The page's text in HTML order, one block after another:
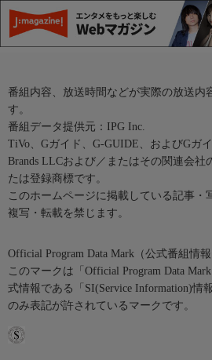
番組内容、放送時間などが実際の放送内
す。
番組データ提供元：IPG Inc.
TiVo、Gガイド、G-GUIDE、およびGガ
Brands LLCおよび／またはその関連会社
たは登録商標です。
このホームページに掲載している記事・
複写・転載を禁じます。
Official Program Data Mark（公式番組情報
このマークは「Official Program Data
式情報である「SI(Service Information)情
のみ表記が許されているマークです。